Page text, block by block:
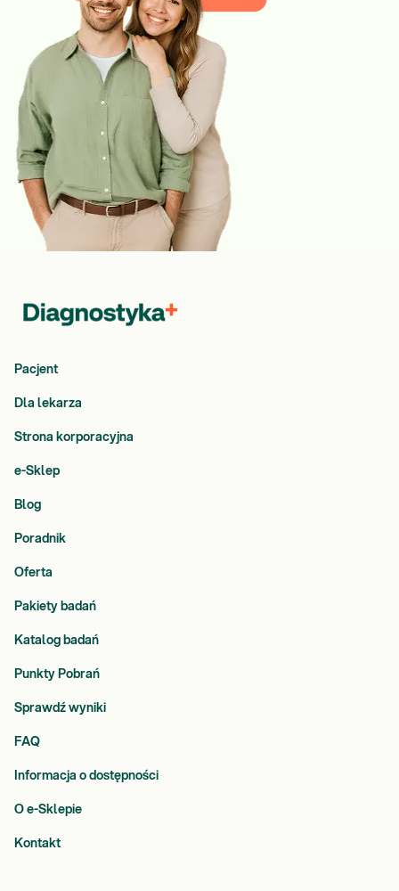
Pacjent
Dla lekarza
Strona korporacyjna
e-Sklep
Blog
Poradnik
Oferta
Pakiety badań
Katalog badań
Punkty Pobrań
Sprawdź wyniki
FAQ
Informacja o dostępności
O e-Sklepie
Kontakt